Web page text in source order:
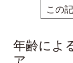
この
年齢によ